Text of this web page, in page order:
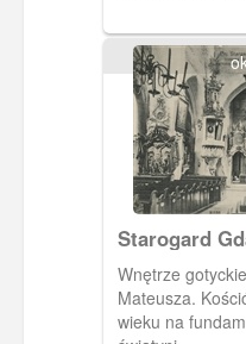
wieku. Po
przebudowach
style; gotycki,
siedziba parafii
Apostoła. Na
budynek
Starogard
Wnętrze
Mateusza.
wieku na